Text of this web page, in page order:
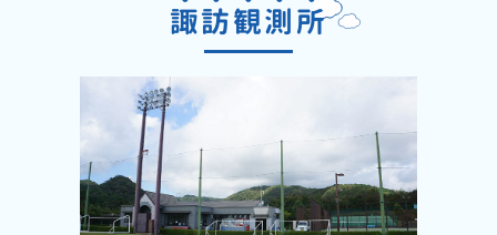
諏訪観測所